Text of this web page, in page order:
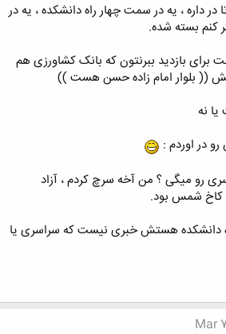
، تا جایی که میدونم 3 تا در داره ، یه در سمت چهار راه دانشکده ، یه در
کنم بسته شده.
برای بازدید ببرنتون که بانک کشاورزی هم
(( بلوار امام زاده حسن هست ))
نه
در اوردم :
رو میگی ؟ من آخه سرچ کردم ، آزاد
کاخ شمس بود.
دانشکده هستش خبری نیست که سراسری یا
Mar